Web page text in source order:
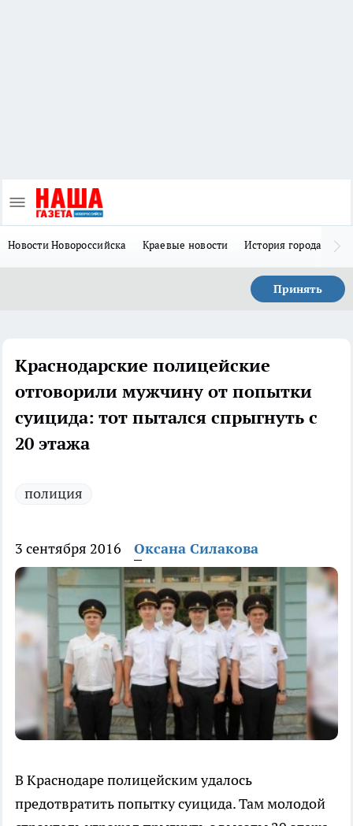
Новости Новороссийска Краевые новости История города Н
Принять
Краснодарские полицейские
отговорили мужчину от попытки
суицида: тот пытался спрыгнуть с
20 этажа
полиция
3 сентября 2016 Оксана Силакова
В Краснодаре полицейским удалось
предотвратить попытку суицида. Там молодой